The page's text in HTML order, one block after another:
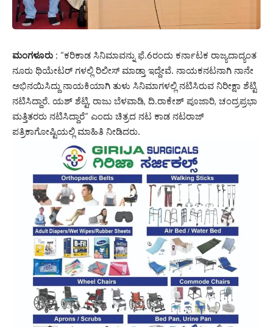
ಮಂಗಳೂರು : “ಕರಿಕಾಡ ಸಿನಿಮಾವನ್ನು ಫೆ.6ರಂದು ಕರ್ನಾಟಕ ರಾಜ್ಯದಾದ್ಯಂತ
ನೂರು ಥಿಯೇಟರ್ ಗಳಲ್ಲಿ ರಿಲೀಸ್ ಮಾಡ್ತಾ ಇದ್ದೇವೆ. ನಾಯಕನಟನಾಗಿ ನಾನೇ
ಅಭಿನಯಿಸಿದ್ದು ನಾಯಕಿಯಾಗಿ ತುಳು ಸಿನಿಮಾಗಳಲ್ಲಿ ನಟಿಸಿರುವ ನಿರೀಕ್ಷಾ ಶೆಟ್ಟಿ
ನಟಿಸಿದ್ದಾರೆ. ಯಶ್ ಶೆಟ್ಟಿ, ರಾಜು ಬೆಳವಾಡಿ, ದಿ.ರಾಕೇಶ್ ಪೂಜಾರಿ, ಚಂದ್ರಪ್ರಭಾ
ಮತ್ತಿತರರು ನಟಿಸಿದ್ದಾರೆ“ ಎಂದು ಚಿತ್ರದ ನಟ ಕಾಡ ನಟರಾಜ್
ಪತ್ರಿಕಾಗೋಷ್ಟಿಯಲ್ಲಿ ಮಾಹಿತಿ ನೀಡಿದರು.